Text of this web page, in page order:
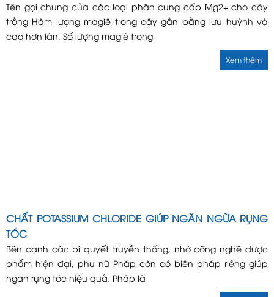
Tên gọi chung của các loại phân cung cấp Mg2+ cho cây
trồng Hàm lượng magiê trong cây gần bằng lưu huỳnh và
cao hơn lân. Số lượng magiê trong
Xem thêm
CHẤT POTASSIUM CHLORIDE GIÚP NGĂN NGỪA RỤNG
TÓC
Bên cạnh các bí quyết truyền thống, nhờ công nghệ dược
phẩm hiện đại, phụ nữ Pháp còn có biện pháp riêng giúp
ngăn rụng tóc hiệu quả. Pháp là